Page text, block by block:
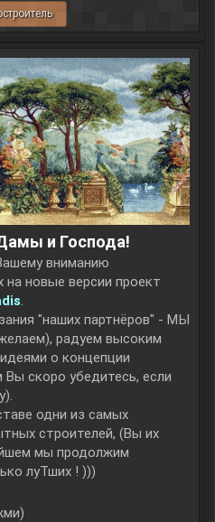
и Господа!
вниманию
новые версии проект
"наших партнёров" - МЫ
радуем высоким
о концепции
скоро убедитесь, если
одни из самых
строителей, (Вы их
мы продолжим
луТших ! )))